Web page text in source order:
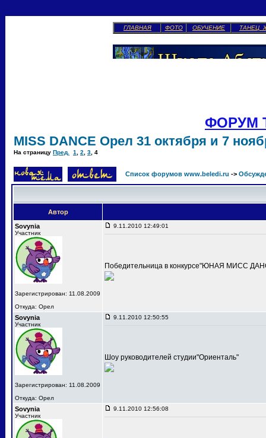
ГЛАВНАЯ ФОТО ОБУЧЕНИЕ ТАНЕЦ
ФОРУМ
MISS DANCE Орел 31 октября и 7
На страницу Пред. 1 2 3 4
Список форумов www.beledi.ru ->
Автор
Sovynia
Участник
Зарегистрирован: 11.08.2009
Откуда: Орел
9.11.2010 12:49:01
Победительница в конкурсе"ЮНАЯ МИСС
Sovynia
Участник
Зарегистрирован: 11.08.2009
Откуда: Орел
9.11.2010 12:50:55
Шоу руководителей студии"Ориенталь"
Sovynia
Участник
9.11.2010 12:56:08